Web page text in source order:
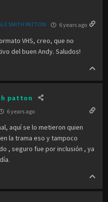
SMITH PATTON 6 years ago
VHS, creo, que no
del buen Andy. Saludos!
patton
6 years ago
aquí se lo metieron quien
la trama eso y tampoco
, seguro fue por inclusión , ya